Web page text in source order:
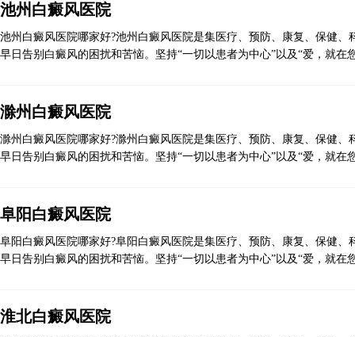
池州白癜风医院
池州白癜风医院哪家好?池州白癜风医院是集医疗、预防、康复、保健
早日告别白癜风的困扰和苦恼。坚持“一切以患者为中心”以及“爱，就在
滁州白癜风医院
滁州白癜风医院哪家好?滁州白癜风医院是集医疗、预防、康复、保健
早日告别白癜风的困扰和苦恼。坚持“一切以患者为中心”以及“爱，就在
阜阳白癜风医院
阜阳白癜风医院哪家好?阜阳白癜风医院是集医疗、预防、康复、保健
早日告别白癜风的困扰和苦恼。坚持“一切以患者为中心”以及“爱，就在
淮北白癜风医院